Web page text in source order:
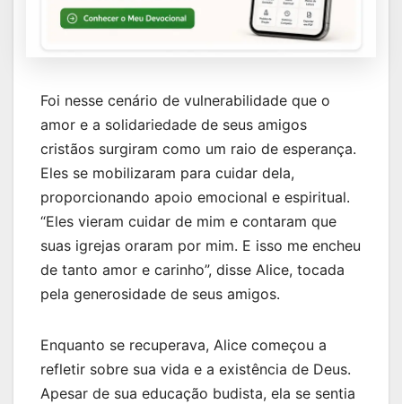
Foi nesse cenário de vulnerabilidade que o
amor e a solidariedade de seus amigos
cristãos surgiram como um raio de esperança.
Eles se mobilizaram para cuidar dela,
proporcionando apoio emocional e espiritual.
“Eles vieram cuidar de mim e contaram que
suas igrejas oraram por mim. E isso me encheu
de tanto amor e carinho”, disse Alice, tocada
pela generosidade de seus amigos.
Enquanto se recuperava, Alice começou a
refletir sobre sua vida e a existência de Deus.
Apesar de sua educação budista, ela se sentia